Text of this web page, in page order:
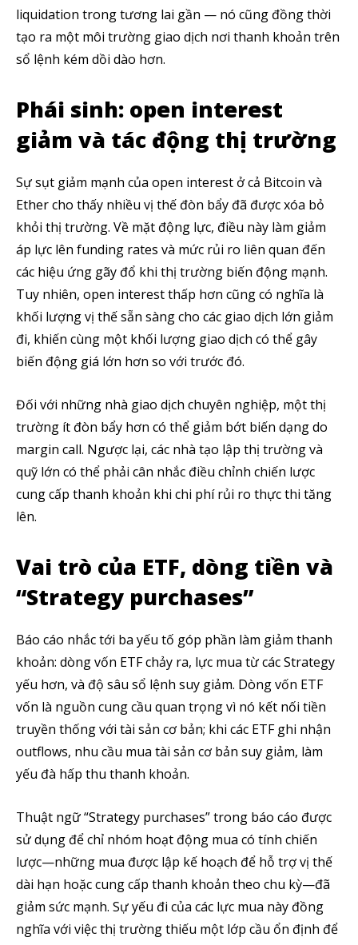
liquidation trong tương lai gần — nó cũng đồng thời
tạo ra một môi trường giao dịch nơi thanh khoản trên
sổ lệnh kém dồi dào hơn.
Phái sinh: open interest
giảm và tác động thị trường
Sự sụt giảm mạnh của open interest ở cả Bitcoin và
Ether cho thấy nhiều vị thế đòn bẩy đã được xóa bỏ
khỏi thị trường. Về mặt động lực, điều này làm giảm
áp lực lên funding rates và mức rủi ro liên quan đến
các hiệu ứng gãy đổ khi thị trường biến động mạnh.
Tuy nhiên, open interest thấp hơn cũng có nghĩa là
khối lượng vị thế sẵn sàng cho các giao dịch lớn giảm
đi, khiến cùng một khối lượng giao dịch có thể gây
biến động giá lớn hơn so với trước đó.
Đối với những nhà giao dịch chuyên nghiệp, một thị
trường ít đòn bẩy hơn có thể giảm bớt biến dạng do
margin call. Ngược lại, các nhà tạo lập thị trường và
quỹ lớn có thể phải cân nhắc điều chỉnh chiến lược
cung cấp thanh khoản khi chi phí rủi ro thực thi tăng
lên.
Vai trò của ETF, dòng tiền và
“Strategy purchases”
Báo cáo nhắc tới ba yếu tố góp phần làm giảm thanh
khoản: dòng vốn ETF chảy ra, lực mua từ các Strategy
yếu hơn, và độ sâu sổ lệnh suy giảm. Dòng vốn ETF
vốn là nguồn cung cầu quan trọng vì nó kết nối tiền
truyền thống với tài sản cơ bản; khi các ETF ghi nhận
outflows, nhu cầu mua tài sản cơ bản suy giảm, làm
yếu đà hấp thu thanh khoản.
Thuật ngữ “Strategy purchases” trong báo cáo được
sử dụng để chỉ nhóm hoạt động mua có tính chiến
lược—những mua được lập kế hoạch để hỗ trợ vị thế
dài hạn hoặc cung cấp thanh khoản theo chu kỳ—đã
giảm sức mạnh. Sự yếu đi của các lực mua này đồng
nghĩa với việc thị trường thiếu một lớp cầu ổn định để